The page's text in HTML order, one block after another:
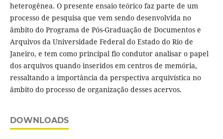
heterogênea. O presente ensaio teórico faz parte de um
processo de pesquisa que vem sendo desenvolvida no
âmbito do Programa de Pós-Graduação de Documentos e
Arquivos da Universidade Federal do Estado do Rio de
Janeiro, e tem como principal fio condutor analisar o papel
dos arquivos quando inseridos em centros de memória,
ressaltando a importância da perspectiva arquivística no
âmbito do processo de organização desses acervos.
DOWNLOADS